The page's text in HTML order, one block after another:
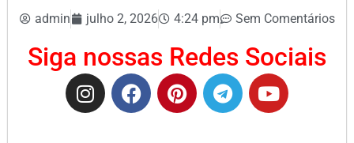
admin julho 2, 2026 4:24 pm Sem Comentários
Siga nossas Redes Sociais